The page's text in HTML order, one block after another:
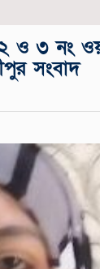
৩ নং
সংবাদ